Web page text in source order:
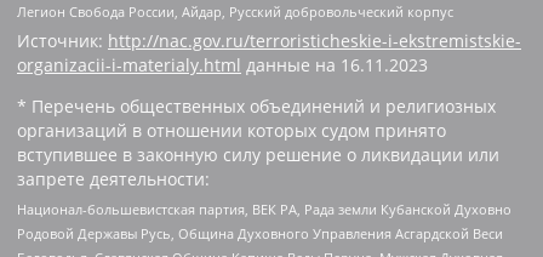
Легион Свобода России, Айдар, Русский добровольческий корпус
Источник: http://nac.gov.ru/terroristicheskie-i-ekstremistskie-
organizacii-i-materialy.html данные на 16.11.2023
* Перечень общественных объединений и религиозных
организаций в отношении которых судом принято
вступившее в законную силу решение о ликвидации или
запрете деятельности:
Национал-большевистская партия, ВЕК РА, Рада земли Кубанской Духовно
Родовой Державы Русь, Община Духовного Управления Асгардской Веси